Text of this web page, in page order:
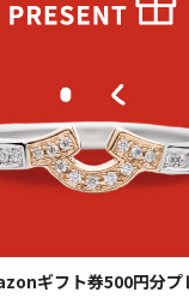
ギフト券500円分プ